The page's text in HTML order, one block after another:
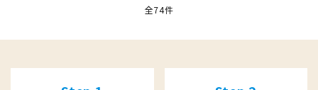
全74件
キーワード